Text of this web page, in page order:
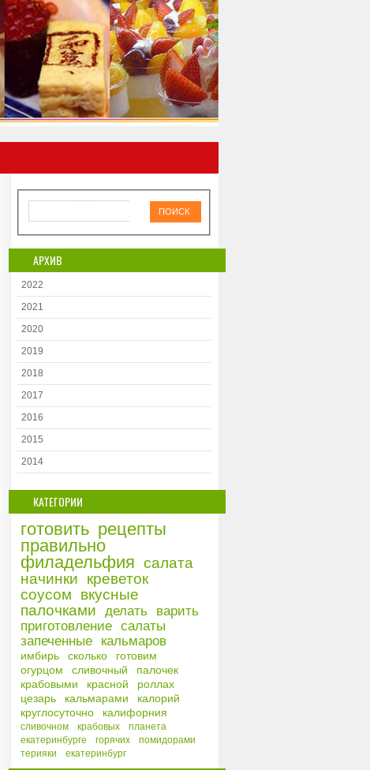
АРХИВ
2022
2021
2020
2019
2018
2017
2016
2015
2014
КАТЕГОРИИ
готовить рецепты
правильно
филадельфия салата
начинки
креветок
соусом
вкусные
палочками
делать
варить
приготовление салаты
запеченные
кальмаров
имбирь сколько
готовим
огурцом
сливочный
палочек
крабовыми
красной
роллах
цезарь
кальмарами
калорий
круглосуточно
калифорния
сливочном крабовых
планета
екатеринбурге
горячих
помидорами
терияки
екатеринбург